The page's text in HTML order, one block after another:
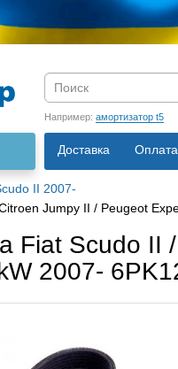
Например: амортизатор t5
Доставка Оплата
О нас
II 2007-
Jumpy II / Peugeot
Fiat Scudo
2007-